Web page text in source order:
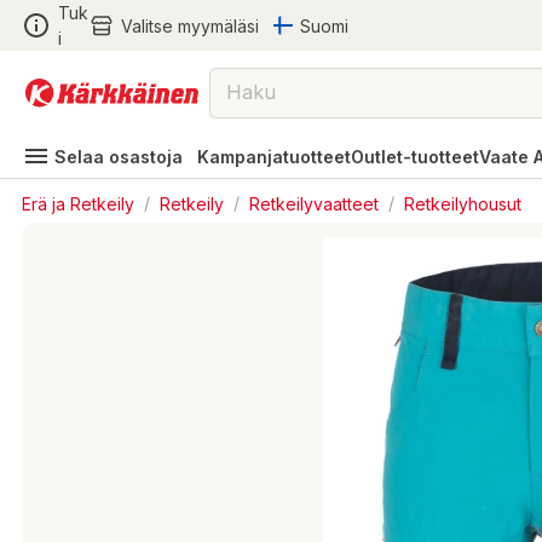
Tuk
i
Valitse myymäläsi Suomi
Selaa osastoja KampanjatuotteetOutlet-tuotteetVaate
Erä ja Retkeily / Retkeily / Retkeilyvaatteet / Retkeilyhousut